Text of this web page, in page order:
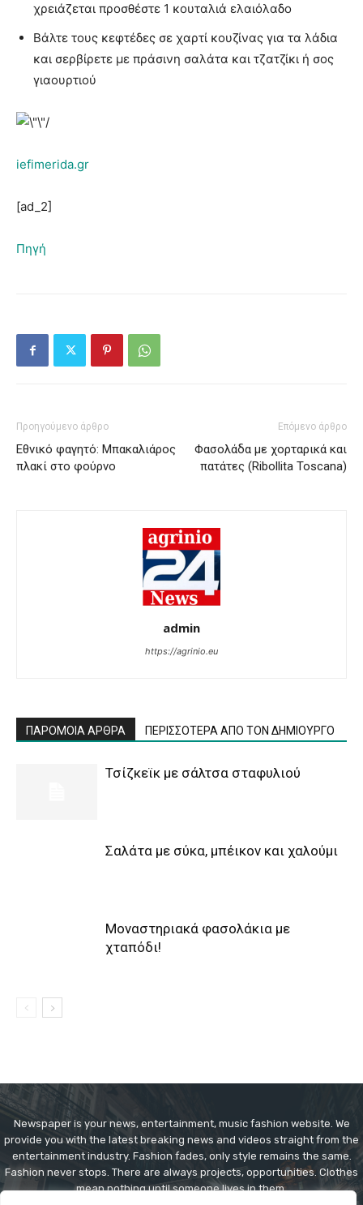
χρειάζεται προσθέστε 1 κουταλιά ελαιόλαδο
Βάλτε τους κεφτέδες σε χαρτί κουζίνας για τα λάδια
και σερβίρετε με πράσινη σαλάτα και τζατζίκι ή σος
γιαουρτιού
iefimerida.gr
[ad_2]
Πηγή
Προηγούμενο άρθρο
Εθνικό φαγητό: Μπακαλιάρος
πλακί στο φούρνο
Επόμενο άρθρο
Φασολάδα με χορταρικά και
πατάτες (Ribollita Toscana)
admin
https://agrinio.eu
ΠΑΡΟΜΟΙΑ ΑΡΘΡΑ ΠΕΡΙΣΣΟΤΕΡΑ ΑΠΟ ΤΟΝ ΔΗΜΙΟΥΡΓΟ
Τσίζκεϊκ με σάλτσα σταφυλιού
Σαλάτα με σύκα, μπέικον και χαλούμι
Μοναστηριακά φασολάκια με
χταπόδι!
Newspaper is your news, entertainment, music fashion website. We
provide you with the latest breaking news and videos straight from the
entertainment industry. Fashion fades, only style remains the same.
Fashion never stops. There are always projects, opportunities. Clothes
mean nothing until someone lives in them.